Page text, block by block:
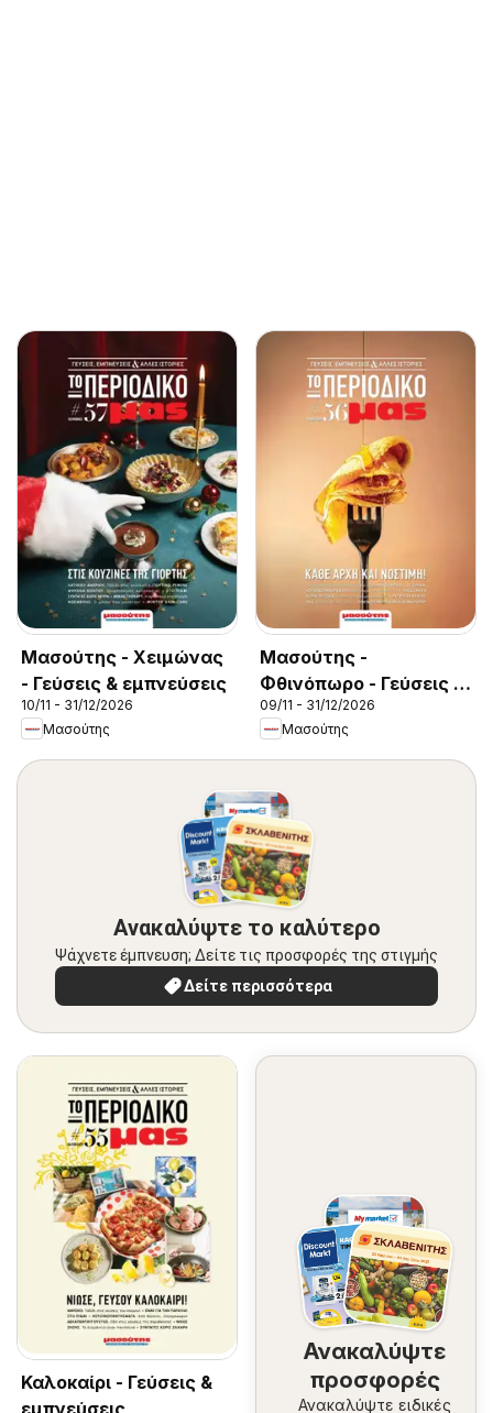
Μασούτης - Χειμώνας
- Γεύσεις & εμπνεύσεις
10/11 - 31/12/2026
Μασούτης
Μασούτης -
Φθινόπωρο - Γεύσεις &
εμπνεύσεις
09/11 - 31/12/2026
Μασούτης
Ανακαλύψτε το καλύτερο
Ψάχνετε έμπνευση; Δείτε τις προσφορές της στιγμής
Δείτε περισσότερα
Καλοκαίρι - Γεύσεις &
Ανακαλύψτε
προσφορές
Ανακαλύψτε ειδικές